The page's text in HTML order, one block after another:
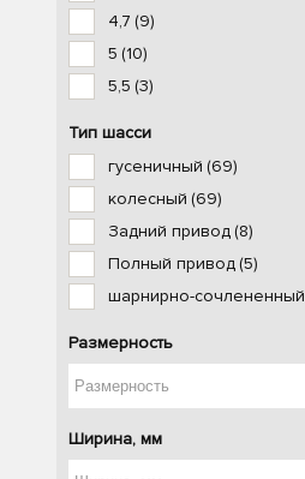
4,7 (9)
5 (10)
5,5 (3)
Тип шасси
гусеничный (69)
колесный (69)
Задний привод(8)
Полный привод(5)
шарнирно-сочлененный
Размерность
Ширина, мм